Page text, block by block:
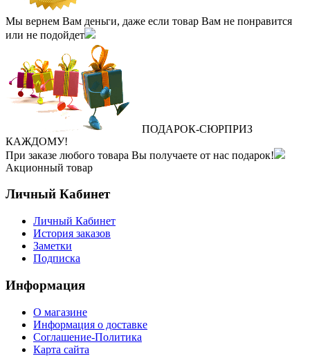
Мы вернем Вам деньги, даже если товар Вам не понравится
или не подойдет
ПОДАРОК‐СЮРПРИЗ
КАЖДОМУ!
При заказе любого товара Вы получаете от нас подарок!
Акционный товар
Личный Кабинет
Личный Кабинет
История заказов
Заметки
Подписка
Информация
О магазине
Информация о доставке
Соглашение-Политика
Карта сайта